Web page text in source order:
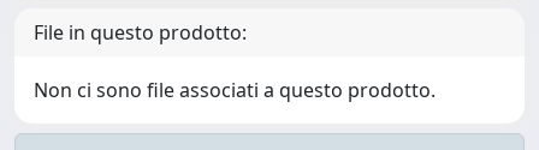
File in questo prodotto:
Non ci sono file associati a questo prodotto.